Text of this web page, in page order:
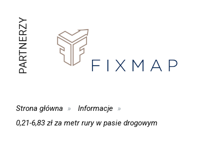
PARTNERZY
Strona główna
Informacje
0,21-6,83 zł za metr rury w pasie drogowym